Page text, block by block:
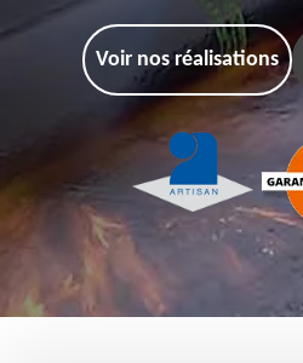
Voir nos réalisations